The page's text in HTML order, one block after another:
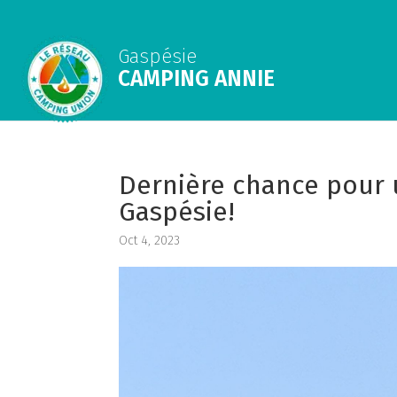
Gaspésie
CAMPING ANNIE
Dernière chance
Gaspésie!
Oct 4, 2023